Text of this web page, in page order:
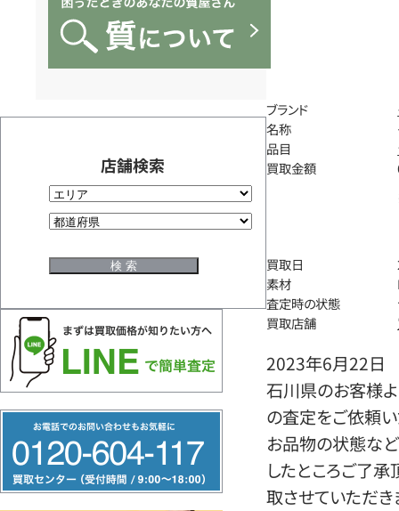
店舗検索
リ
ー
ブランド
名称
品目
買取金額
買取日
素材
査定時の状態
買取店舗
2023年6月22日
石川県のお客様よ
の査定をご依頼い
お品物の状態など
したところご了
取させていただき